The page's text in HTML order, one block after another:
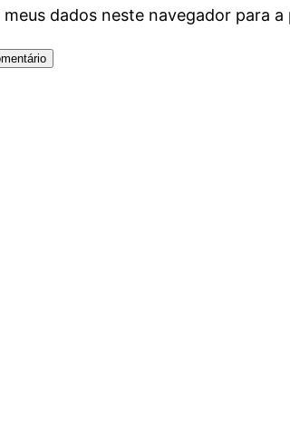
meus dados neste navegador para